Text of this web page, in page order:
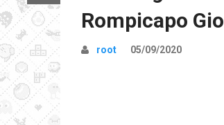
Rompicapo
root 05/09/2020